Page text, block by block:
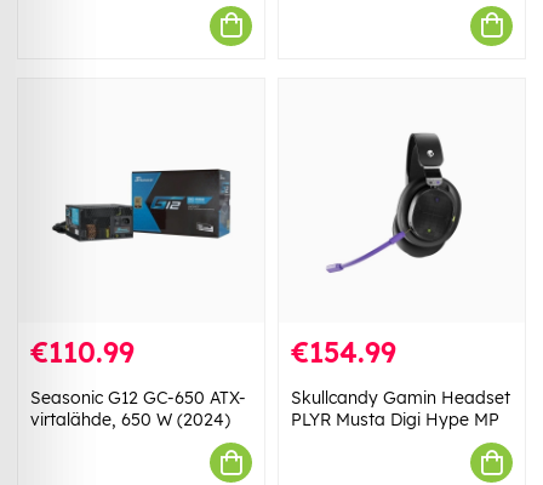
€110.99
Seasonic G12 GC-650 ATX-
virtalähde, 650 W (2024)
€154.99
Skullcandy Gamin Headset
PLYR Musta Digi Hype MP